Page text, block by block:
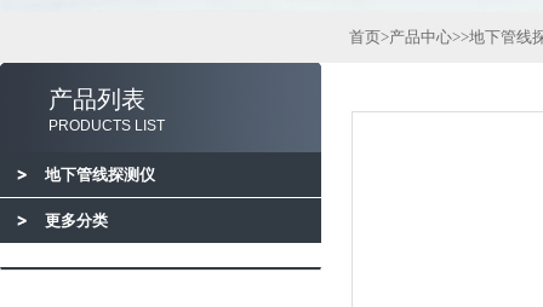
产品列表
PRODUCTS LIST
地下管线探测仪
更多分类
首页>产品中心>>地下管线